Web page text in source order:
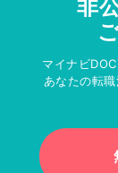
非
マイナビ
あなたの転